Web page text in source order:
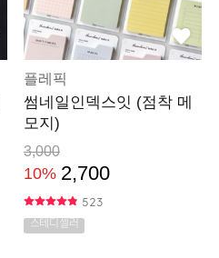
플레픽
썸네일인덱스잇 (점착 메
모지)
3,000
10% 2,700
523
스테디셀러